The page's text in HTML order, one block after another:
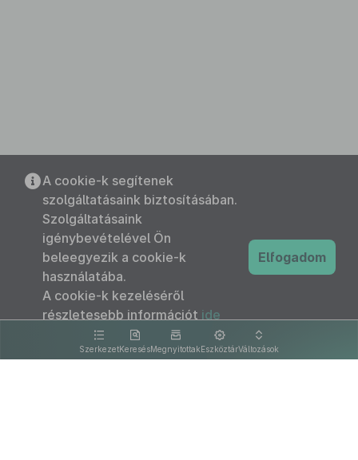
SzerkezetKeresésMegnyitottakEszköztárVáltozások
A cookie-k segítenek
szolgáltatásaink biztosításában.
Szolgáltatásaink
igénybevételével Ön
beleegyezik a cookie-k
használatába.
A cookie-k kezeléséről
részletesebb információt ide
kattintva olvashat.
Elfogadom